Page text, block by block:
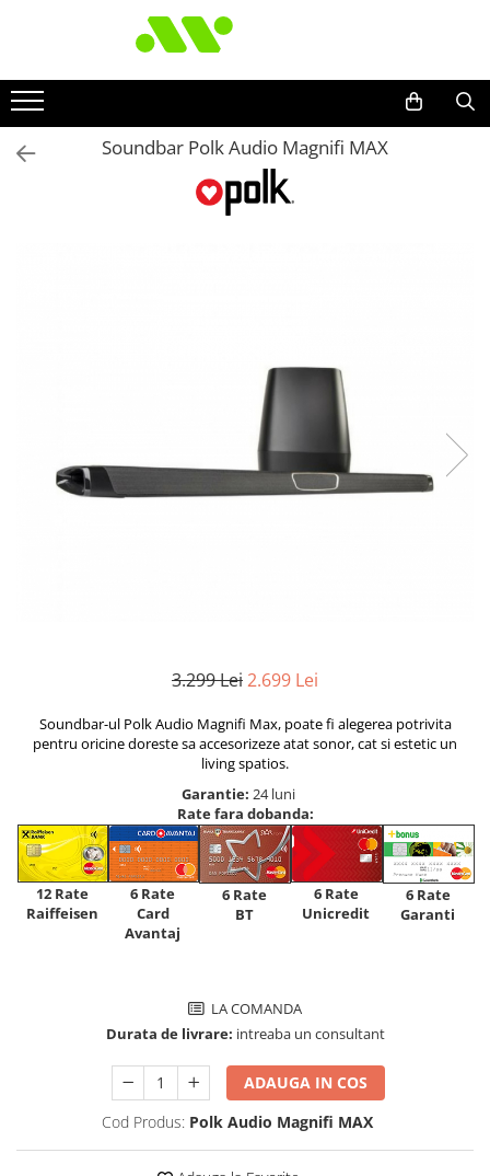
Soundbar Polk Audio Magnifi MAX
3.299 Lei2.699 Lei
Soundbar-ul Polk Audio Magnifi Max, poate fi alegerea potrivita
pentru oricine doreste sa accesorizeze atat sonor, cat si estetic un
living spatios.
Garantie: 24 luni
Rate fara dobanda:
12 Rate
Raiffeisen
6 Rate
Card
Avantaj
6 Rate
BT
6 Rate
Unicredit
6 Rate
Garanti
LA COMANDA
Durata de livrare: intreaba un consultant
ADAUGA IN COS
Cod Produs: Polk Audio Magnifi MAX